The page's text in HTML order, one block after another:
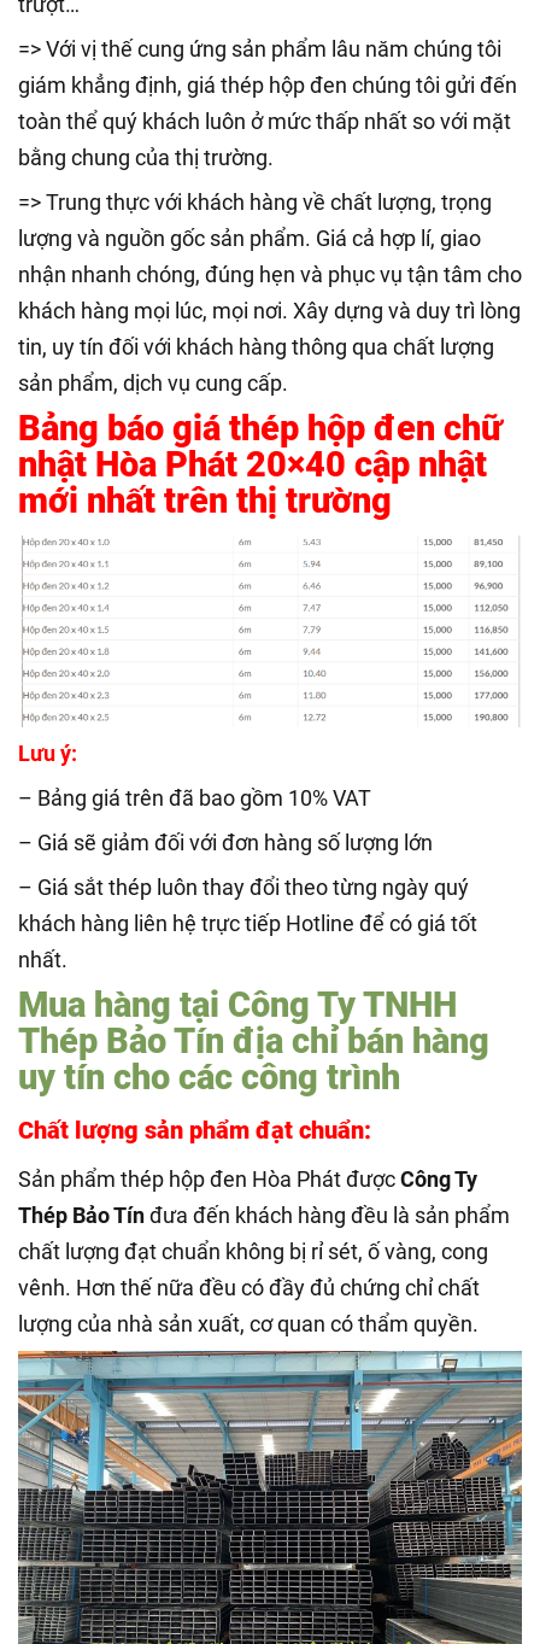
=> Với vị thế cung ứng sản phẩm lâu năm chúng tôi
giám khẳng định, giá thép hộp đen chúng tôi gửi đến
toàn thể quý khách luôn ở mức thấp nhất so với mặt
bằng chung của thị trường.
=> Trung thực với khách hàng về chất lượng, trọng
lượng và nguồn gốc sản phẩm. Giá cả hợp lí, giao
nhận nhanh chóng, đúng hẹn và phục vụ tận tâm cho
khách hàng mọi lúc, mọi nơi. Xây dựng và duy trì lòng
tin, uy tín đối với khách hàng thông qua chất lượng
sản phẩm, dịch vụ cung cấp.
Bảng báo giá thép hộp đen chữ
nhật Hòa Phát 20×40 cập nhật
mới nhất trên thị trường
Lưu ý:
– Bảng giá trên đã bao gồm 10% VAT
– Giá sẽ giảm đối với đơn hàng số lượng lớn
– Giá sắt thép luôn thay đổi theo từng ngày quý
khách hàng liên hệ trực tiếp Hotline để có giá tốt
nhất.
Mua hàng tại Công Ty TNHH
Thép Bảo Tín địa chỉ bán hàng
uy tín cho các công trình
Chất lượng sản phẩm đạt chuẩn:
Sản phẩm thép hộp đen Hòa Phát đượcCông Ty
Thép Bảo Tínđưa đến khách hàng đều là sản phẩm
chất lượng đạt chuẩn không bị rỉ sét, ố vàng, cong
vênh. Hơn thế nữa đều có đầy đủ chứng chỉ chất
lượng của nhà sản xuất, cơ quan có thẩm quyền.